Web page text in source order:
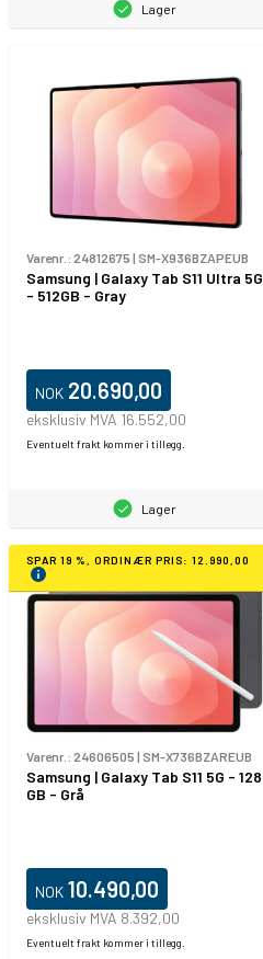
Lager
Varenr.: 24812675 | SM-X936BZAPEUB
Samsung | Galaxy Tab S11 Ultra 5G
- 512GB - Gray
NOK 20.690,00
eksklusiv MVA 16.552,00
Eventuelt frakt kommer i tillegg.
Lager
SPAR 19 %, ORDINÆR PRIS: 12.990,00
Varenr.: 24606505 | SM-X736BZAREUB
Samsung | Galaxy Tab S11 5G - 128
GB - Grå
NOK 10.490,00
eksklusiv MVA 8.392,00
Eventuelt frakt kommer i tillegg.